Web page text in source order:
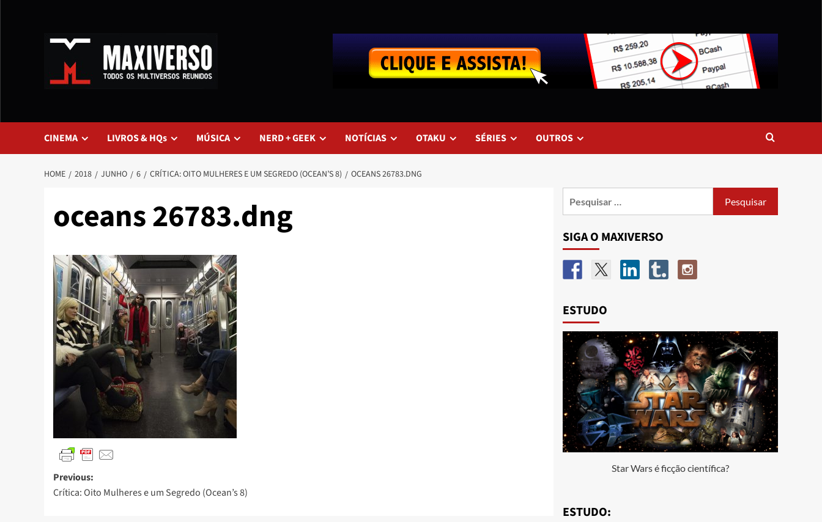
CINEMA LIVROS & HQs MÚSICA NERD + GEEK NOTÍCIAS OTAKU SÉRIES OUTROS
HOME 2018 JUNHO 6 CRÍTICA: OITO MULHERES E UM SEGREDO (OCEAN’S 8) OCEANS 26783.DNG
oceans 26783.dng
Previous:
Crítica: Oito Mulheres e um Segredo (Ocean’s 8)
SIGA O MAXIVERSO
ESTUDO
Star Wars é ficção científica?
ESTUDO: